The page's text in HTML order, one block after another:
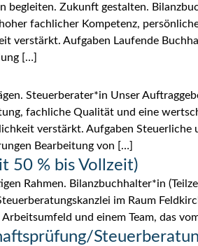
Zukunft gestalten.
fachlicher Kompetenz,
verstärkt. Aufgaben Laufende
[…]
Steuerberater*in Unser
fachliche Qualität und eine
verstärkt. Aufgaben
Bearbeitung von […]
50 % bis Vollzeit)
Rahmen. Bilanzbuchhalter*in
im Raum
und einem Team, das